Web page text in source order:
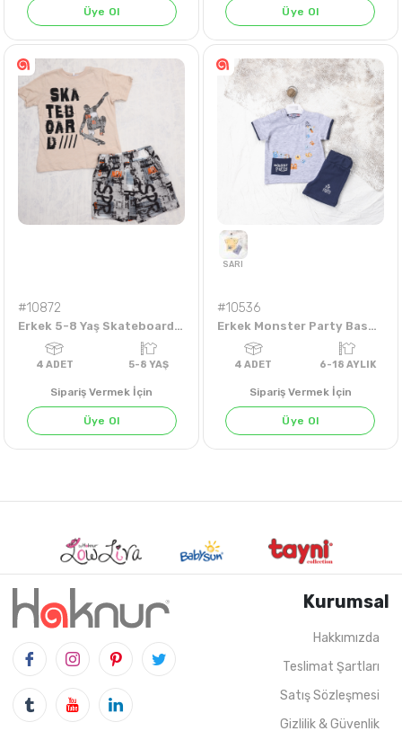
AÇIK HAKİ
4ADET 5-8 YAŞ
Üye Ol
SARI
1-4
Üye Ol
#10872
Erkek 5-8 Yaş Skateboard Baskılı Şortlu Takım
Sipariş Vermek İçin
Üye Ol
#10536
Erkek Monster Party Baskılı Erkek Takım
Sipariş Vermek İçin
Üye Ol
Kurumsal
Hakkımızda
Teslimat Şartları
Satış Sözleşmesi
Gizlilik & Güvenlik